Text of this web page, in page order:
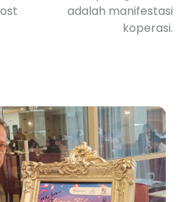
adalah manifestasi
koperasi.